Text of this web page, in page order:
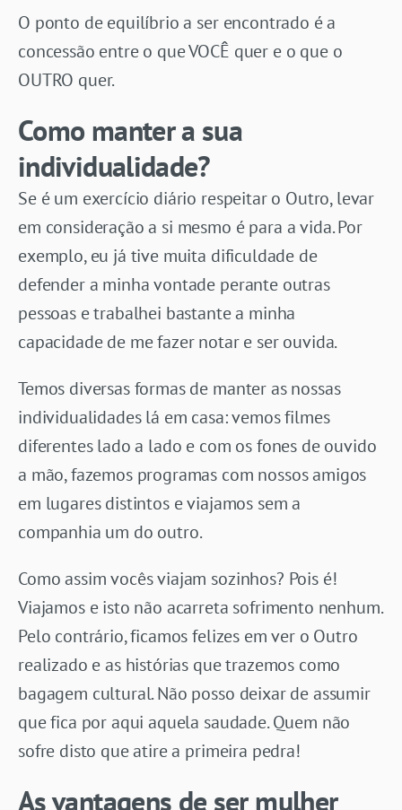
O ponto de equilíbrio a ser encontrado é a
concessão entre o que VOCÊ quer e o que o
OUTRO quer.
Como manter a sua
individualidade?
Se é um exercício diário respeitar o Outro, levar
em consideração a si mesmo é para a vida. Por
exemplo, eu já tive muita dificuldade de
defender a minha vontade perante outras
pessoas e trabalhei bastante a minha
capacidade de me fazer notar e ser ouvida.
Temos diversas formas de manter as nossas
individualidades lá em casa: vemos filmes
diferentes lado a lado e com os fones de ouvido
a mão, fazemos programas com nossos amigos
em lugares distintos e viajamos sem a
companhia um do outro.
Como assim vocês viajam sozinhos? Pois é!
Viajamos e isto não acarreta sofrimento nenhum.
Pelo contrário, ficamos felizes em ver o Outro
realizado e as histórias que trazemos como
bagagem cultural. Não posso deixar de assumir
que fica por aqui aquela saudade. Quem não
sofre disto que atire a primeira pedra!
As vantagens de ser mulher